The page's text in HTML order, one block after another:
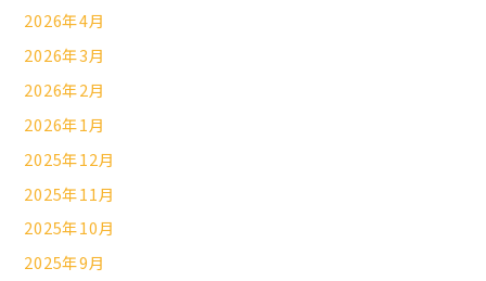
2026年4月
2026年3月
2026年2月
2026年1月
2025年12月
2025年11月
2025年10月
2025年9月